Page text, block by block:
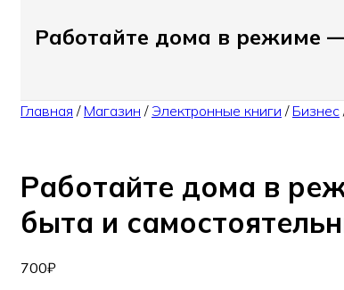
Работайте дома в режиме
Главная / Магазин / Электронные книги / Бизнес
Работайте дома в
быта и
700₽